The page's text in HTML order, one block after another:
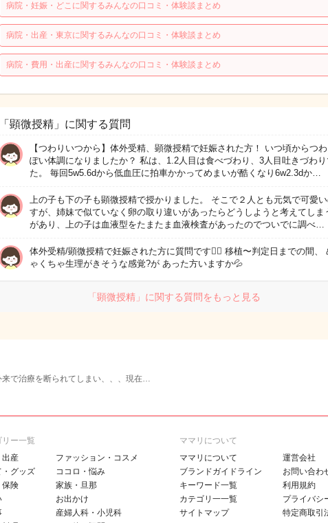
病院・妊娠・どこに関するみんなの口コミ・体験談まとめ
病院・出産・東京に関するみんなの口コミ・体験談まとめ
病院・費用・出産に関するみんなの口コミ・体験談まとめ
「顕微授精」に関する質問
【つわりいつから】体外受精、顕微授精で妊娠された方！ いつ頃からつ
ぽい体調になりましたか？ 私は、1.2人目は食べづわり、3人目吐きづわり
た。 毎回5w5.6dから低血圧に拍車かかってめまいが酷くなり6w2.3dか…
上の子も下の子も顕微授精で授かりました。 そこで２人とも元気で可愛
すが、姉妹で似ていなく卵の取り違いがあったらどうしようと考えてしま
があり、上の子は血液型をたまたま血液検査があったのでついでに調べ…
体外受精/顕微授精で妊娠された方に質問です🙇‍♀️ 移植〜判定日までの間、
ゃくちゃ生理がきそうな感覚?が あった方いますか💦
「顕微授精」に関する質問をもっと見る
来で治療を断られてしまい、、、現在…
リー一覧
出産
・グッズ
保険
ファッション・コスメ
ココロ・悩み
家族・旦那
お出かけ
産婦人科・小児科
ママリについて
ママリについて
ブランドガイドライン
キーワード一覧
カテゴリ一一覧
サイトマップ
運営会社
お問い合わ
利用規約
プライバシ
特定商取引